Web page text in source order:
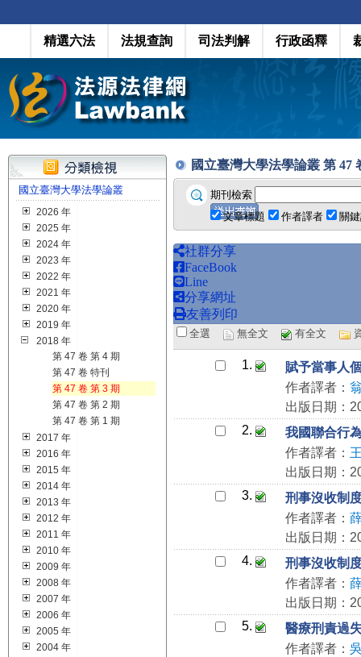
精選六法 法規查詢 司法判解 行政函釋
國立臺灣大學法學論叢
2026 年
2025 年
2024 年
2023 年
2022 年
2021 年
2020 年
2019 年
2018 年
第 47 卷 第 4 期
第 47 卷 特刊
第 47 卷 第 3 期
第 47 卷 第 2 期
第 47 卷 第 1 期
2017 年
2016 年
2015 年
2014 年
2013 年
2012 年
2011 年
2010 年
2009 年
2008 年
2007 年
2006 年
2005 年
2004 年
國立臺灣大學法學論叢 第 47
期刊檢索
文章標題
作者譯者 關
社群分享
FaceBook
Line
分享網址
友善列印
全選 無全文 有全文
1.
賦予當事人
作者譯者：
出版日期：
2.
我國聯合行
作者譯者：
出版日期：
3.
刑事沒收制
作者譯者：
出版日期：
4.
刑事沒收制
作者譯者：
出版日期：
5.
醫療刑責過
作者譯者：